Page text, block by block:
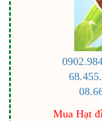
Mua Hạt